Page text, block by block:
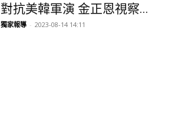
對抗美韓軍演 金正恩視察...
獨家報導 - 2023-08-14 14:11